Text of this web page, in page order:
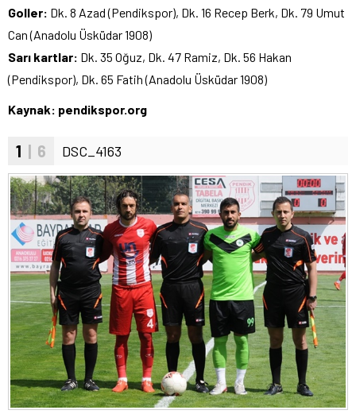
Goller: Dk. 8 Azad (Pendikspor), Dk. 16 Recep Berk, Dk. 79 Umut
Can (Anadolu Üsküdar 1908)
Sarı kartlar: Dk. 35 Oğuz, Dk. 47 Ramiz, Dk. 56 Hakan
(Pendikspor), Dk. 65 Fatih (Anadolu Üsküdar 1908)
Kaynak: pendikspor.org
1 | 6 DSC_4163